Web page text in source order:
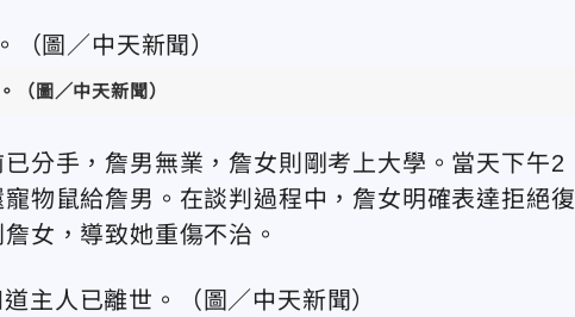
（圖／中天新聞）
分手，詹男無業，詹女則剛考上大學。當天下午2
物鼠給詹男。在談判過程中，詹女明確表達拒絕復
女，導致她重傷不治。